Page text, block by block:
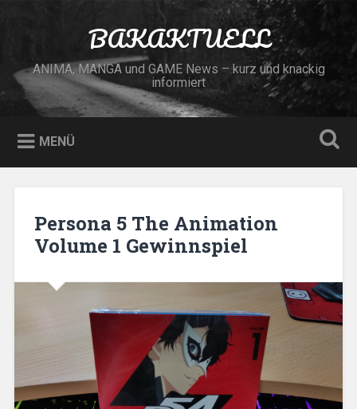
BAKAKTUELL
ANIMA, MANGA und GAME News – kurz und knackig
informiert
MENÜ
Persona 5 The Animation
Volume 1 Gewinnspiel